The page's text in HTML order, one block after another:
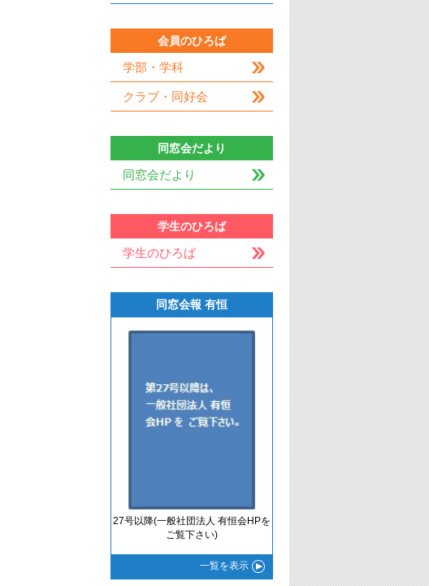
会員のひろば
学部・学科
クラブ・同好会
同窓会だより
同窓会だより
学生のひろば
学生のひろば
同窓会報 有恒
27号以降(一般社団法人 有恒会HPを
ご覧下さい)
一覧を表示